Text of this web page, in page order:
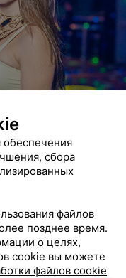
обеспечения
сбора
файлов
позднее время.
о целях,
cookie вы можете
файлов cookie